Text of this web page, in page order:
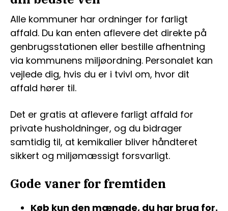
Alle kommuner har ordninger for farligt
affald. Du kan enten aflevere det direkte på
genbrugsstationen eller bestille afhentning
via kommunens miljøordning. Personalet kan
vejlede dig, hvis du er i tvivl om, hvor dit
affald hører til.
Det er gratis at aflevere farligt affald for
private husholdninger, og du bidrager
samtidig til, at kemikalier bliver håndteret
sikkert og miljømæssigt forsvarligt.
Gode vaner for fremtiden
Køb kun den mængde, du har brug for.